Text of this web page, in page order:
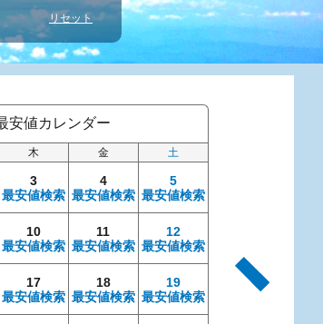
リセット
安値カレンダー
木 金 土
3
最安値検索
4
最安値検索
5
最安値検索
10
最安値検索
11
最安値検索
12
最安値検索
17
最安値検索
18
最安値検索
19
最安値検索
11
最安値検索